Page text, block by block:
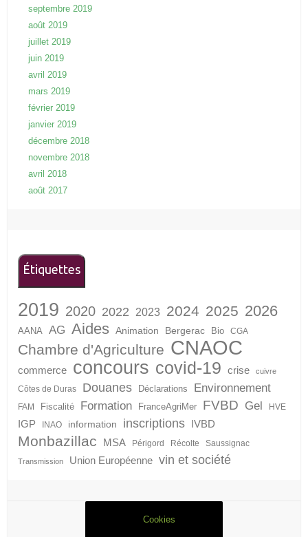
septembre 2019
août 2019
juillet 2019
juin 2019
avril 2019
mars 2019
février 2019
janvier 2019
décembre 2018
novembre 2018
avril 2018
août 2017
Étiquettes
2019 2020 2022 2023 2024 2025 2026
AANA AG Aides Animation Bergerac Bio CGA
Chambre d'Agriculture CNAOC
commerce concours covid-19 crise cuivre
Côtes de Duras Douanes Déclarations Environnement
FAM Fiscalité Formation FranceAgriMer FVBD Gel HVE
IGP INAO information inscriptions IVBD
Monbazillac MSA Périgord Récolte Saussignac
Transmission Union Européenne vin et société
Cookies